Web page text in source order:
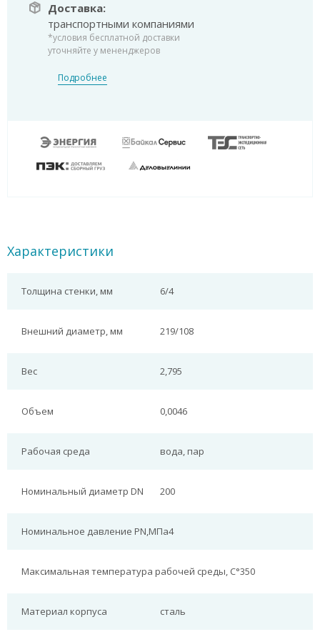
Доставка:
транспортными компаниями
*условия бесплатной доставки
уточняйте у мененджеров
Подробнее
Характеристики
Толщина стенки, мм 6/4
Внешний диаметр, мм 219/108
Вес 2,795
Объем 0,0046
Рабочая среда вода, пар
Номинальный диаметр DN 200
Номинальное давление PN,МПа4
Максимальная температура рабочей среды, С°350
Материал корпуса сталь